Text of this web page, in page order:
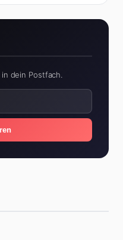
dein Postfach.